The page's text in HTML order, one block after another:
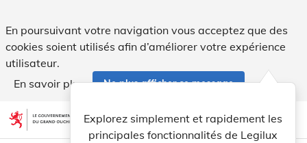
En poursuivant votre navigation vous acceptez que des
cookies soient utilisés afin d’améliorer votre expérience
utilisateur.
En savoir plus
Ne plus afficher ce message
Aller au contenu account_circle help Aide
Explorez simplement et rapidement les
principales fonctionnalités de Legilux
light_mode dark_mode